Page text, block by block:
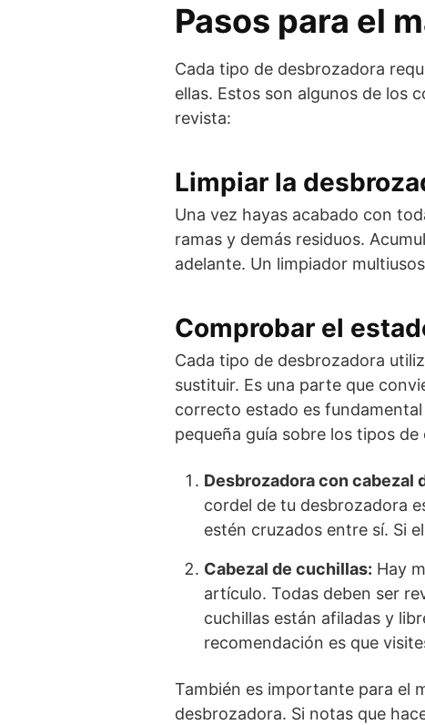
Pasos para el
Cada tipo de desbrozadora
ellas. Estos son algunos de los
revista:
Limpiar la
Una vez hayas acabado con
ramas y demás residuos.
adelante. Un limpiador
Comprobar el
Cada tipo de desbrozadora
sustituir. Es una parte que
correcto estado es
pequeña guía sobre los tipos
Desbrozadora con cabezal
cordel de tu desbrozadora
estén cruzados entre sí. Si
Cabezal de cuchillas: Hay
artículo. Todas deben ser
cuchillas están afiladas y
recomendación es que
También es importante para el
desbrozadora. Si notas que